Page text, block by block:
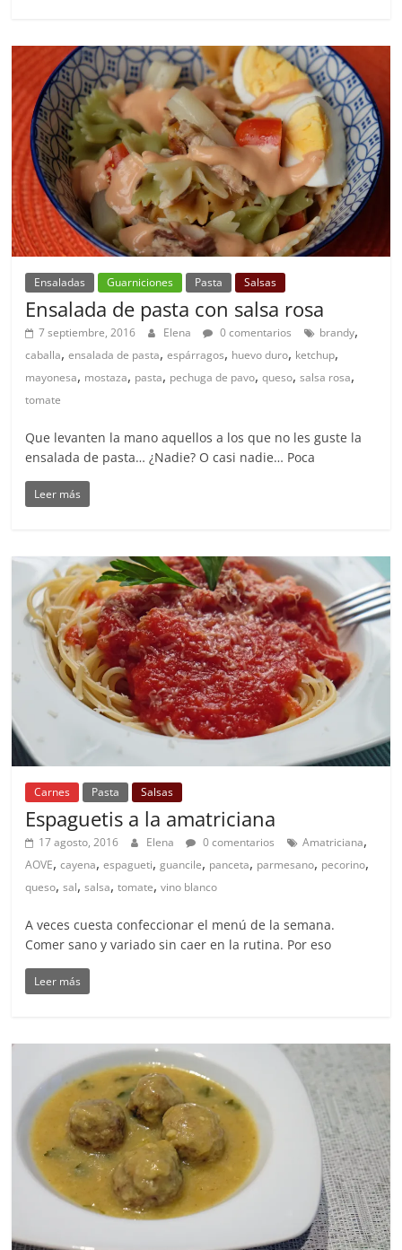
Ensaladas Guarniciones Pasta Salsas
Ensalada de pasta con salsa rosa
7 septiembre, 2016 Elena 0 comentarios brandy,
caballa,ensalada de pasta,espárragos, huevo duro, ketchup,
mayonesa, mostaza, pasta, pechuga de pavo,queso,salsa rosa,
tomate
Que levanten la mano aquellos a los que no les guste la
ensalada de pasta… ¿Nadie? O casi nadie… Poca
Leer más
Carnes Pasta Salsas
Espaguetis a la amatriciana
17 agosto, 2016 Elena 0 comentarios Amatriciana,
AOVE,cayena,espagueti,guancile, panceta, parmesano, pecorino,
queso,sal,salsa,tomate,vino blanco
A veces cuesta confeccionar el menú de la semana.
Comer sano y variado sin caer en la rutina. Por eso
Leer más